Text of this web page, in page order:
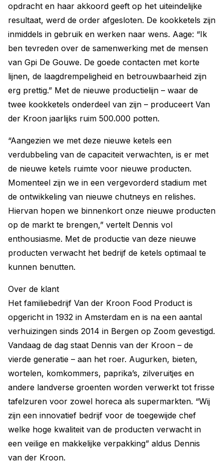
opdracht en haar akkoord geeft op het uiteindelijke
resultaat, werd de order afgesloten. De kookketels zijn
inmiddels in gebruik en werken naar wens. Aage: “Ik
ben tevreden over de samenwerking met de mensen
van Gpi De Gouwe. De goede contacten met korte
lijnen, de laagdrempeligheid en betrouwbaarheid zijn
erg prettig.” Met de nieuwe productielijn – waar de
twee kookketels onderdeel van zijn – produceert Van
der Kroon jaarlijks ruim 500.000 potten.
“Aangezien we met deze nieuwe ketels een
verdubbeling van de capaciteit verwachten, is er met
de nieuwe ketels ruimte voor nieuwe producten.
Momenteel zijn we in een vergevorderd stadium met
de ontwikkeling van nieuwe chutneys en relishes.
Hiervan hopen we binnenkort onze nieuwe producten
op de markt te brengen,” vertelt Dennis vol
enthousiasme. Met de productie van deze nieuwe
producten verwacht het bedrijf de ketels optimaal te
kunnen benutten.
Over de klant
Het familiebedrijf Van der Kroon Food Product is
opgericht in 1932 in Amsterdam en is na een aantal
verhuizingen sinds 2014 in Bergen op Zoom gevestigd.
Vandaag de dag staat Dennis van der Kroon – de
vierde generatie – aan het roer. Augurken, bieten,
wortelen, komkommers, paprika’s, zilveruitjes en
andere landverse groenten worden verwerkt tot frisse
tafelzuren voor zowel horeca als supermarkten. “Wij
zijn een innovatief bedrijf voor de toegewijde chef
welke hoge kwaliteit van de producten verwacht in
een veilige en makkelijke verpakking” aldus Dennis
van der Kroon.